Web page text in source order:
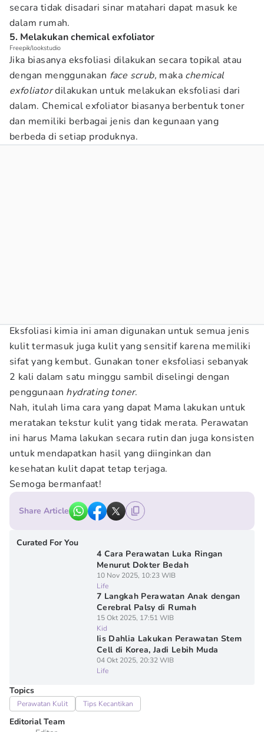
secara tidak disadari sinar matahari dapat masuk ke
dalam rumah.
5. Melakukan chemical exfoliator
Freepik/lookstudio
Jika biasanya eksfoliasi dilakukan secara topikal atau
dengan menggunakan face scrub, maka chemical
exfoliatordilakukan untuk melakukan eksfoliasi dari
dalam. Chemical exfoliator biasanya berbentuk toner
dan memiliki berbagai jenis dan kegunaan yang
berbeda di setiap produknya.
Eksfoliasi kimia ini aman digunakan untuk semua jenis
kulit termasuk juga kulit yang sensitif karena memiliki
sifat yang kembut. Gunakan toner eksfoliasi sebanyak
2 kali dalam satu minggu sambil diselingi dengan
penggunaan hydrating toner.
Nah, itulah lima cara yang dapat Mama lakukan untuk
meratakan tekstur kulit yang tidak merata. Perawatan
ini harus Mama lakukan secara rutin dan juga konsisten
untuk mendapatkan hasil yang diinginkan dan
kesehatan kulit dapat tetap terjaga.
Semoga bermanfaat!
Share Article
Curated For You
4 Cara Perawatan Luka Ringan
Menurut Dokter Bedah
10 Nov 2025, 10:23 WIB
Life
7 Langkah Perawatan Anak dengan
Cerebral Palsy di Rumah
15 Okt 2025, 17:51 WIB
Kid
Iis Dahlia Lakukan Perawatan Stem
Cell di Korea, Jadi Lebih Muda
04 Okt 2025, 20:32 WIB
Life
Topics
Perawatan Kulit Tips Kecantikan
Editorial Team